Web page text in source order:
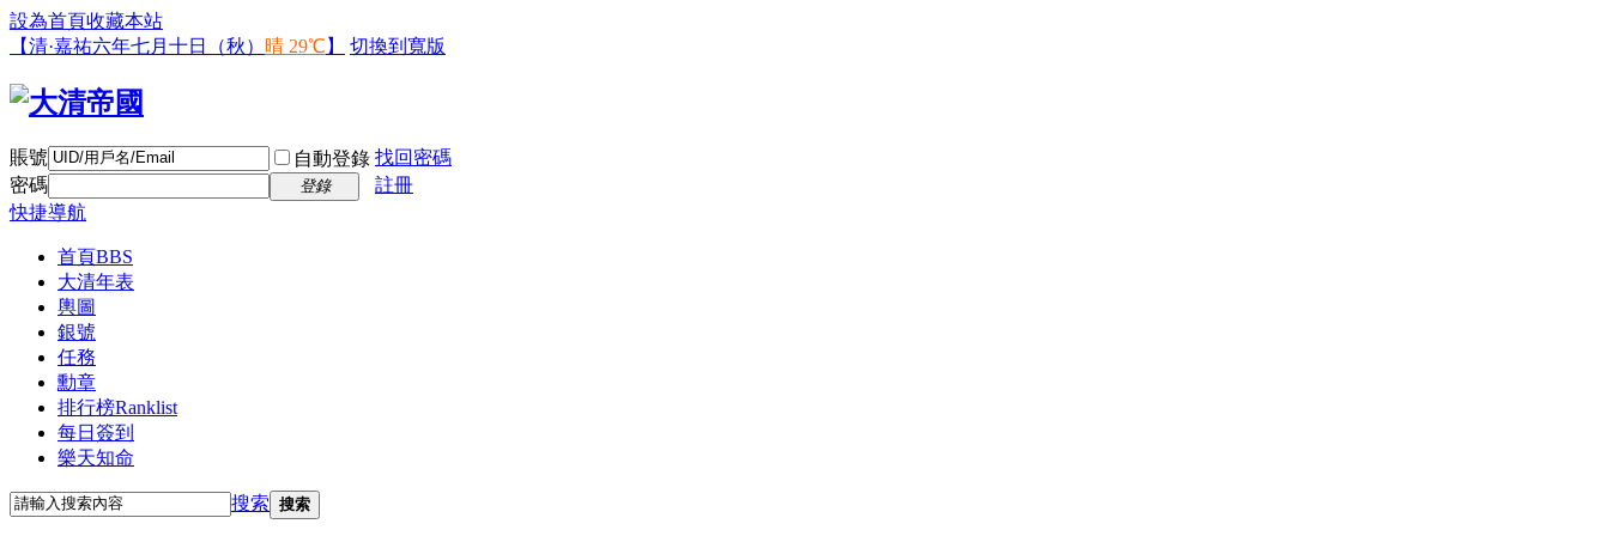
設為首頁收藏本站
【清·嘉祐六年七月十日（秋） 晴 29℃ 】 切換到寬版
賬號 自動登錄 找回密碼
密碼
登錄
註冊
快捷導航
首頁BBS
大清年表
輿圖
銀號
任務
勳章
排行榜Ranklist
每日簽到
樂天知命
搜索 搜索